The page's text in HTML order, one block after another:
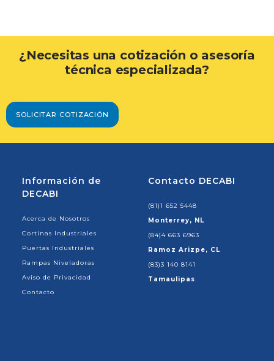
¿Necesitas una cotización o asesoría
técnica especializada?
SOLICITAR COTIZACIÓN
Información de
DECABI
Acerca de Nosotros
Cortinas Industriales
Puertas Industriales
Rampas Niveladoras
Aviso de Privacidad
Contacto
Contacto DECABI
(81)1 652 5448
Monterrey, NL
(84)4 663 6963
Ramoz Arizpe, CL
(83)3 140 8141
Tamaulipas